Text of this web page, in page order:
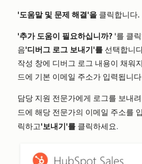
'도움말 및 문제 해결'을 클릭합니다.
'추가 도움이 필요하십니까? '를 클
음'디버그 로그 보내기'를 선택합니
작성 창에 디버그 로그 내용이 채워
드에 기본 이메일 주소가 입력됩니
담당 지원 전문가에게 로그를 보내
드에 해당 전문가의 이메일 주소를
릭하고'보내기'를 클릭하세요.